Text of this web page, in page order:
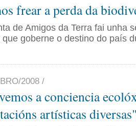
frear a perda da
de Amigos da Terra fai unha
que goberne o destino do país
2008 /
a conciencia
artísticas